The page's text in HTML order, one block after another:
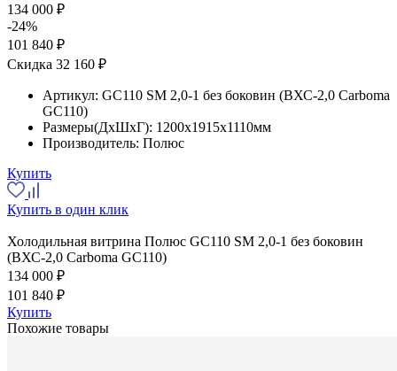
134 000 ₽
-24%
101 840 ₽
Скидка 32 160 ₽
Артикул: GC110 SM 2,0-1 без боковин (ВХС-2,0 Carboma
GC110)
Размеры(ДхШхГ): 1200x1915x1110мм
Производитель: Полюс
Купить
Купить в один клик
Холодильная витрина Полюс GC110 SM 2,0-1 без боковин
(ВХС-2,0 Carboma GC110)
134 000 ₽
101 840 ₽
Купить
Похожие товары